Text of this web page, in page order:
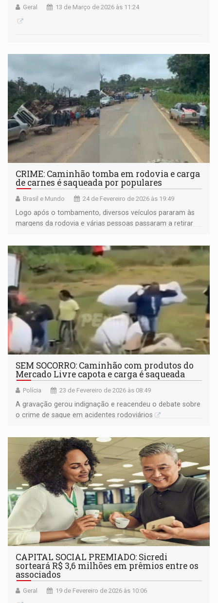
Geral 13 de Março de 2026 às 11:24
CRIME: Caminhão tomba em rodovia e carga
de carnes é saqueada por populares
Brasil e Mundo 24 de Fevereiro de 2026 às 19:49
Logo após o tombamento, diversos veículos pararam às
margens da rodovia e várias pessoas passaram a retirar
SEM SOCORRO: Caminhão com produtos do
Mercado Livre capota e carga é saqueada
Polícia 23 de Fevereiro de 2026 às 08:49
A gravação gerou indignação e reacendeu o debate sobre
o crime de saque em acidentes rodoviários
CAPITAL SOCIAL PREMIADO: Sicredi
sorteará R$ 3,6 milhões em prêmios entre os
associados
Geral 19 de Fevereiro de 2026 às 10:06